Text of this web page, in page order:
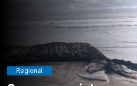
Regional